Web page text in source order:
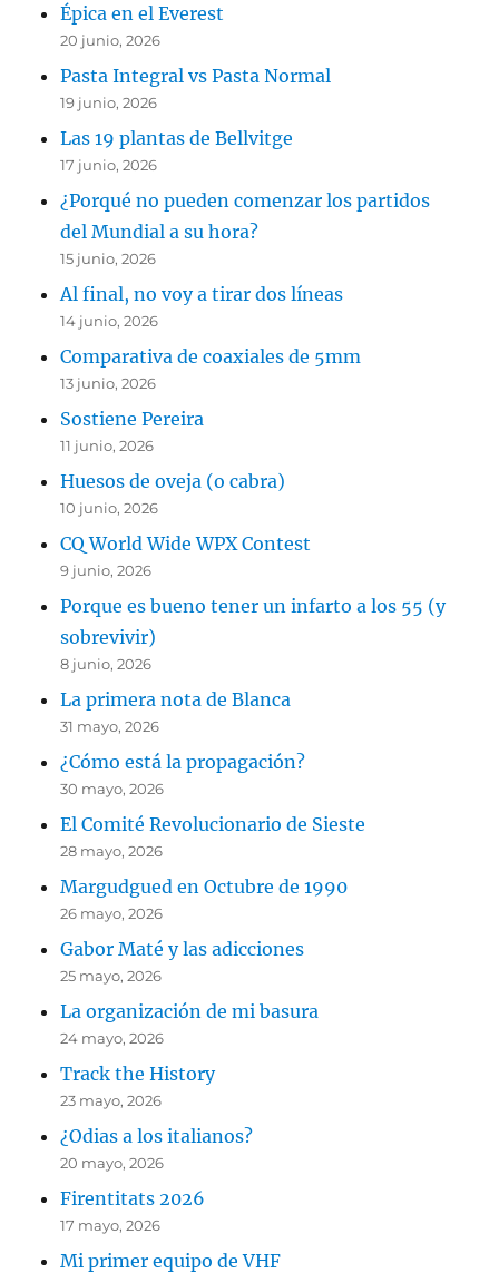
Épica en el Everest
20 junio, 2026
Pasta Integral vs Pasta Normal
19 junio, 2026
Las 19 plantas de Bellvitge
17 junio, 2026
¿Porqué no pueden comenzar los partidos
del Mundial a su hora?
15 junio, 2026
Al final, no voy a tirar dos líneas
14 junio, 2026
Comparativa de coaxiales de 5mm
13 junio, 2026
Sostiene Pereira
11 junio, 2026
Huesos de oveja (o cabra)
10 junio, 2026
CQ World Wide WPX Contest
9 junio, 2026
Porque es bueno tener un infarto a los 55 (y
sobrevivir)
8 junio, 2026
La primera nota de Blanca
31 mayo, 2026
¿Cómo está la propagación?
30 mayo, 2026
El Comité Revolucionario de Sieste
28 mayo, 2026
Margudgued en Octubre de 1990
26 mayo, 2026
Gabor Maté y las adicciones
25 mayo, 2026
La organización de mi basura
24 mayo, 2026
Track the History
23 mayo, 2026
¿Odias a los italianos?
20 mayo, 2026
Firentitats 2026
17 mayo, 2026
Mi primer equipo de VHF